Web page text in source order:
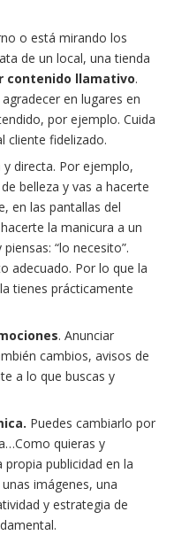
o está mirando los
de un local, una tienda
contenido llamativo.
en lugares en
por ejemplo. Cuida
cliente fidelizado.
directa. Por ejemplo,
belleza y vas a hacerte
en las pantallas del
la manicura a un
“lo necesito”.
adecuado. Por lo que la
tienes prácticamente
. Anunciar
cambios, avisos de
a lo que buscas y
Puedes cambiarlo por
quieras y
publicidad en la
imágenes, una
y estrategia de